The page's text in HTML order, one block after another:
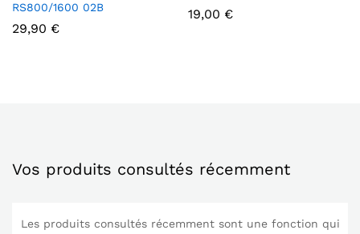
RS800/1600 02B
29,90 €
19,00 €
Vos produits consultés récemment
Les produits consultés récemment sont une fonction qui